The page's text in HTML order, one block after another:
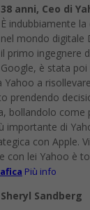
38 anni, Ceo di
È indubbiamente
nel mondo digitale
il primo ingegnere
Google, è stata
Yahoo a
prendendo
bollandolo come
importante di
con Apple.
con lei Yahoo è
Più info
Sheryl Sandberg